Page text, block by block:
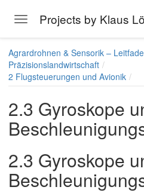
Toggle navigation
Projects by Klaus
Agrardrohnen & Sensorik –
Präzisionslandwirtschaft
2 Flugsteuerungen und Avionik
2.3 Gyroskope
2.3 Gyroskope